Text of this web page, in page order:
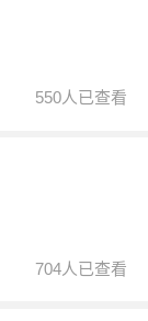
550人已查看
704人已查看